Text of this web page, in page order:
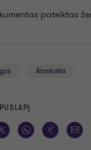
pateiktas
Ataskaita